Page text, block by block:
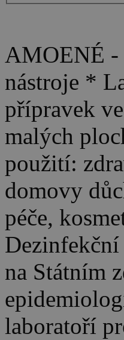
AMOENÉ -
nástroje *
přípravek
malých
použití:
domovy
péče,
na Státním
laboratoří